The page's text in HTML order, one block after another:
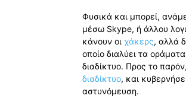
Φυσικά και μπορεί,
μέσω Skype, ή άλλου
κάνουν οι χάκερς, αλλά
οποίο διαλύει τα
διαδίκτυο. Προς το
διαδίκτυο, και
αστυνόμευση.